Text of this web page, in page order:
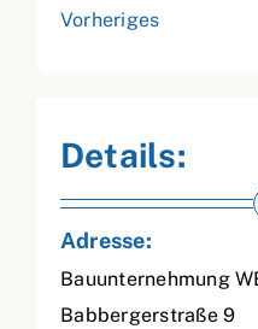
Vorheriges
Details:
Adresse:
Bauunternehmung
Babbergerstraße 9